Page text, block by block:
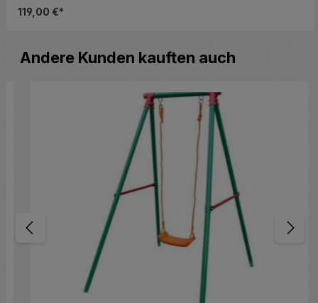
Wert ein oder benutze die
119,00 €*
Produktgalerie überspringen
Andere Kunden kauften auch